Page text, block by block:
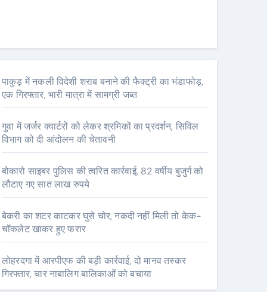
पाकुड़ में नकली विदेशी शराब बनाने की फैक्ट्री का भंडाफोड़,
एक गिरफ्तार, भारी मात्रा में सामग्री जब्त
गुवा में जर्जर क्वार्टरों को लेकर श्रमिकों का प्रदर्शन, सिविल
विभाग को दी आंदोलन की चेतावनी
बोकारो साइबर पुलिस की त्वरित कार्रवाई, 82 वर्षीय बुजुर्ग को
लौटाए गए सात लाख रुपये
बेकरी का शटर काटकर घुसे चोर, नकदी नहीं मिली तो केक-
चॉकलेट खाकर हुए फरार
लोहरदगा में आरपीएफ की बड़ी कार्रवाई, दो मानव तस्कर
गिरफ्तार, चार नाबालिग बालिकाओं को बचाया